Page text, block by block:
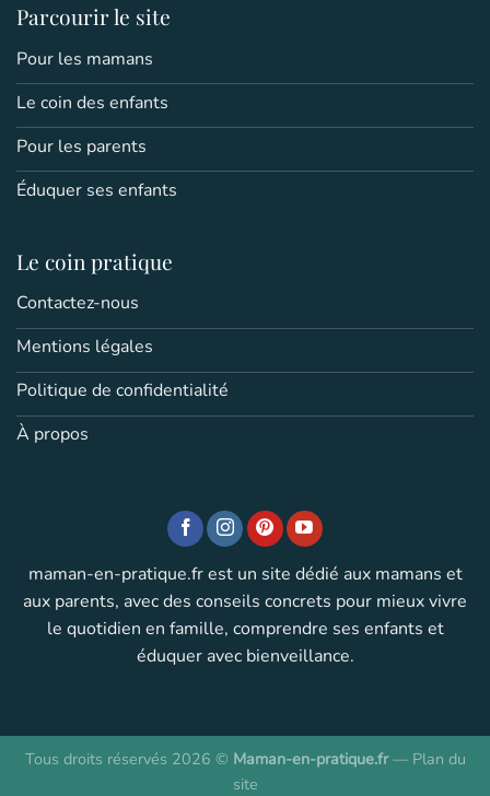
Parcourir le site
Pour les mamans
Le coin des enfants
Pour les parents
Éduquer ses enfants
Le coin pratique
Contactez-nous
Mentions légales
Politique de confidentialité
À propos
maman-en-pratique.fr est un site dédié aux mamans et
aux parents, avec des conseils concrets pour mieux vivre
le quotidien en famille, comprendre ses enfants et
éduquer avec bienveillance.
Tous droits réservés 2026 © Maman-en-pratique.fr— Plan du
site